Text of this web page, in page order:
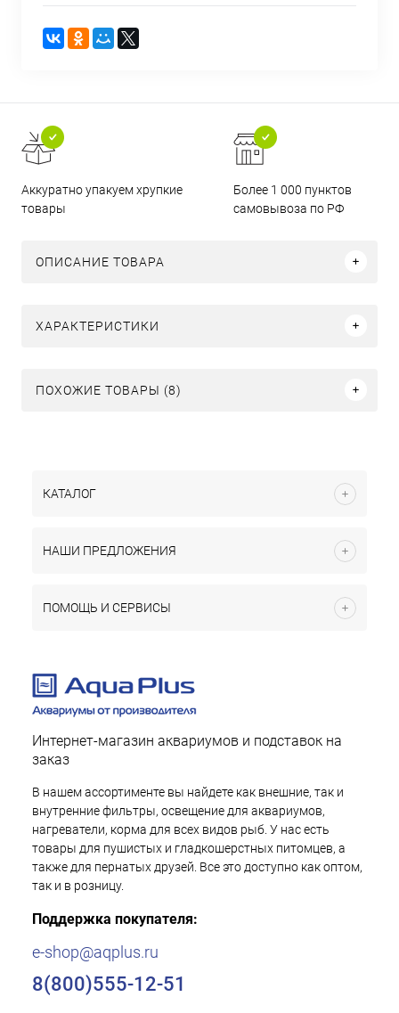
Аккуратно упакуем хрупкие
товары
Более 1 000 пунктов
самовывоза по РФ
ОПИСАНИЕ ТОВАРА
ХАРАКТЕРИСТИКИ
ПОХОЖИЕ ТОВАРЫ (8)
КАТАЛОГ
НАШИ ПРЕДЛОЖЕНИЯ
ПОМОЩЬ И СЕРВИСЫ
Интернет-магазин аквариумов и подставок на
заказ
В нашем ассортименте вы найдете как внешние, так и
внутренние фильтры, освещение для аквариумов,
нагреватели, корма для всех видов рыб. У нас есть
товары для пушистых и гладкошерстных питомцев, а
также для пернатых друзей. Все это доступно как оптом,
так и в розницу.
Поддержка покупателя:
e-shop@aqplus.ru
8(800)555-12-51